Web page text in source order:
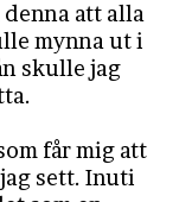
att alla
mynna ut i
skulle jag
får mig att
sett. Inuti